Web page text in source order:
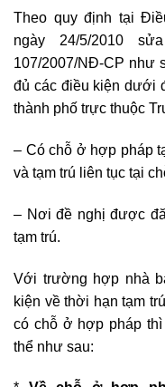
Theo quy định tại
ngày 24/5/2010
107/2007/NĐ-CP như
đủ các điều kiện dưới
thành phố trực thuộc
– Có chỗ ở hợp pháp
và tạm trú liên tục tại
– Nơi đề nghị được
tạm trú.
Với trường hợp nhà
kiện về thời hạn tạm
có chỗ ở hợp pháp
thể như sau: